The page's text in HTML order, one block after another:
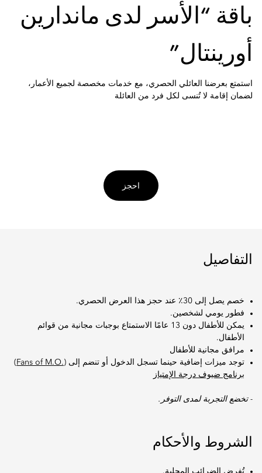
باقة “الأسر لدى ماندارين
أورينتال”
استمتع بعرضنا العائلي الحصري، مع خدمات مخصصة لجميع الأعمار،
لضمان إقامة لا تُنسى لكل فرد من العائلة
احجز
التفاصيل
خصم يصل إلى 30٪ عند حجز هذا العرض الحصري.
فطور يومي لشخصين.
يمكن للأطفال دون 13 عامًا الاستمتاع بوجبات مجانية من قوائم
الأطفال.
مرافق مجانية للأطفال
توجد ميزات إضافية حينما تسجل الدخول أو تنضم إلى
(.Fans of M.O)
برنامج ضيوف درجة الإمتياز
- تخضع التجربة لمدى التوفر.
الشروط والأحكام